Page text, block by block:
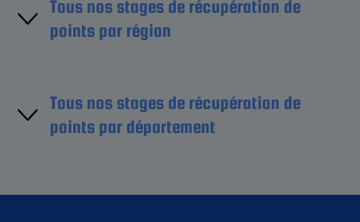
Tous nos stages de récupération de
points par région
Région Centre-Val de Loire
Tous nos stages de récupération de
points par département